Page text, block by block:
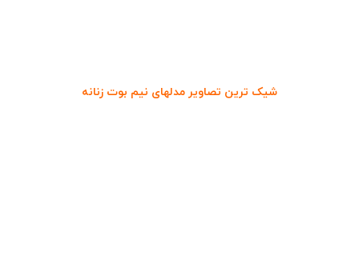
شیک ترین تصاویر مدلهای نیم بوت زنانه